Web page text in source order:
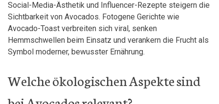
Social-Media-Ästhetik und Influencer-Rezepte steigern die
Sichtbarkeit von Avocados. Fotogene Gerichte wie
Avocado-Toast verbreiten sich viral, senken
Hemmschwellen beim Einsatz und verankern die Frucht als
Symbol moderner, bewusster Ernährung.
Welche ökologischen Aspekte sind